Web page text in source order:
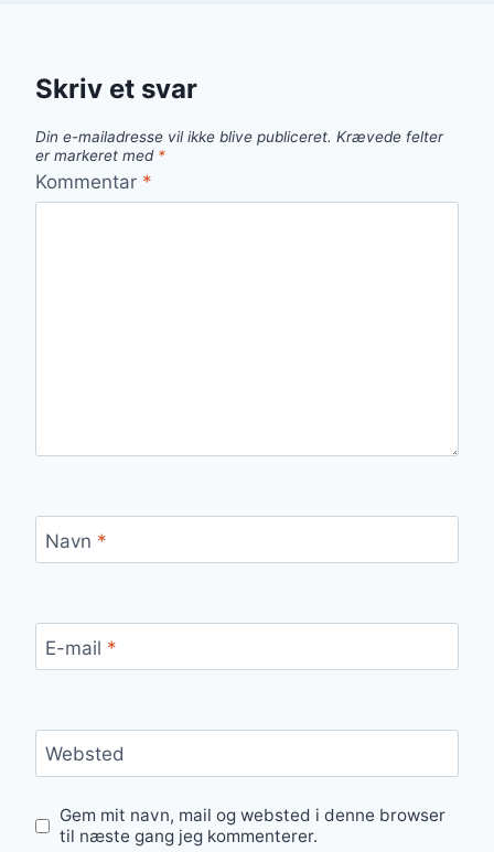
Skriv et svar
Din e-mailadresse vil ikke blive publiceret. Krævede felter
er markeret med *
Kommentar *
Navn *
E-mail *
Websted
Gem mit navn, mail og websted i denne browser
til næste gang jeg kommenterer.